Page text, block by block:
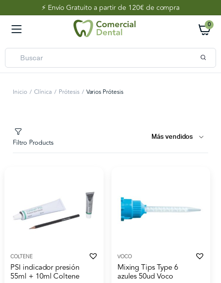
⚡️ Envío Gratuito a partir de 120€ de compra
0
Inicio Clínica Prótesis Varios Prótesis
Filtro Products
COLTENE
PSI indicador presión
55ml + 10ml Coltene
VOCO
Mixing Tips Type 6
azules 50ud Voco